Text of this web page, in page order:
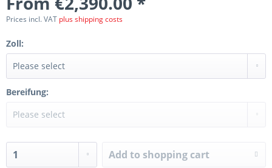
Prices incl. VAT plus shipping costs
Zoll:
Bereifung:
Add to shopping cart